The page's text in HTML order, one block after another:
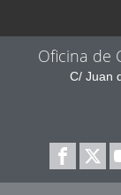
Oficina de
C/ Juan